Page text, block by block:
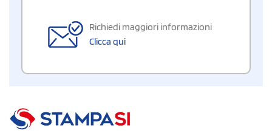
Richiedi maggiori informazioni
Clicca qui